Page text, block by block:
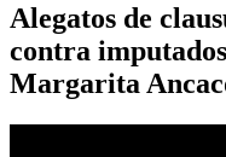
Alegatos de
contra
Margarita